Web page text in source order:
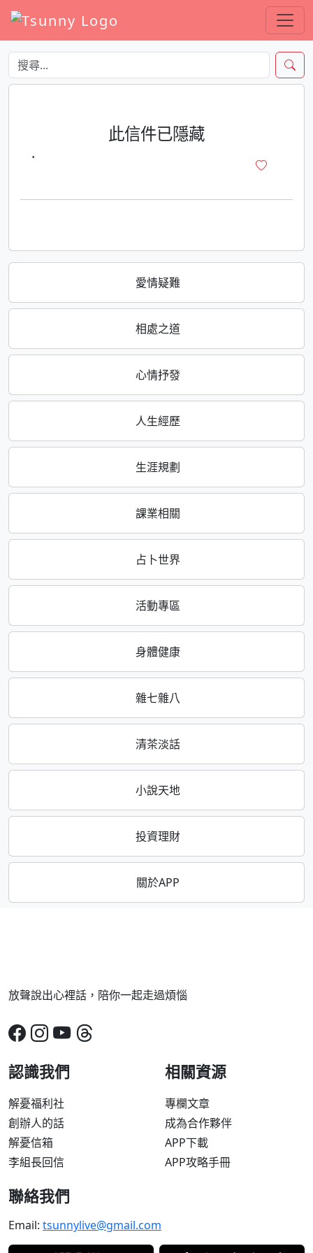
愛情疑難
相處之道
心情抒發
人生經歷
生涯規劃
課業相關
占卜世界
活動專區
身體健康
雜七雜八
清茶淡話
小說天地
投資理財
關於APP
此信件已隱藏
·
放聲說出心裡話，陪你一起走過煩惱
認識我們
解憂福利社
創辦人的話
解憂信箱
李組長回信
相關資源
專欄文章
成為合作夥伴
APP下載
APP攻略手冊
聯絡我們
Email: tsunnylive@gmail.com